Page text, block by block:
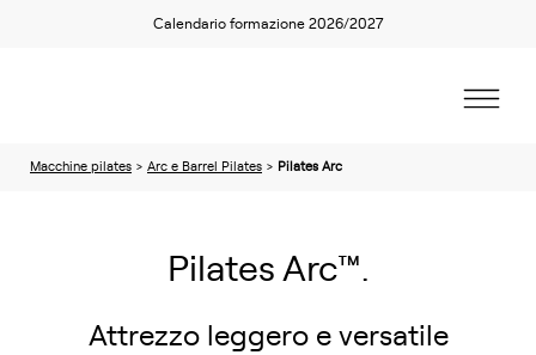
Calendario formazione 2026/2027
Macchine pilates > Arc e Barrel Pilates > Pilates Arc
Pilates Arc™.
Attrezzo leggero e versatile